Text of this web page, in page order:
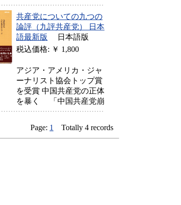
共産党についての九つの
論評（九評共産党） 日本
語最新版
日本語版
税込価格: ￥ 1,800
アジア・アメリカ・ジャ
ーナリスト協会トップ賞
を受賞 中国共産党の正体
を暴く 「中国共産党崩
Page: 1 Totally 4 records